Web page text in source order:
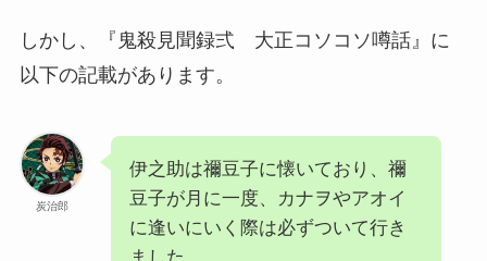
しかし、『鬼殺見聞録弍 大正コソコソ噂話』に
以下の記載があります。
炭治郎
伊之助は禰豆子に懐いており、禰
豆子が月に一度、カナヲやアオイ
に逢いにいく際は必ずついて行き